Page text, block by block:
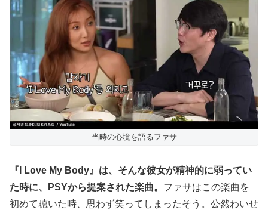
当時の心境を語るファサ
『I Love My Body』は、そんな彼女が精神的に弱ってい
た時に、PSYから提案された楽曲。 ファサはこの楽曲を
初めて聴いた時、思わず笑ってしまったそう。公然わいせ